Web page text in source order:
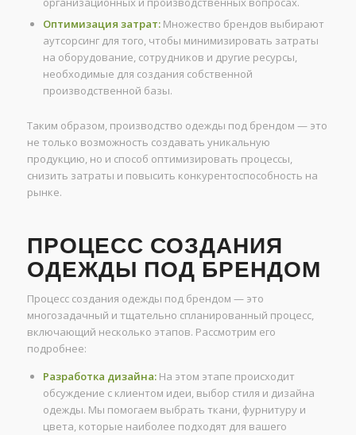
Оптимизация затрат:Множество брендов выбирают
аутсорсинг для того, чтобы минимизировать затраты
на оборудование, сотрудников и другие ресурсы,
необходимые для создания собственной
производственной базы.
Таким образом, производство одежды под брендом — это
не только возможность создавать уникальную
продукцию, но и способ оптимизировать процессы,
снизить затраты и повысить конкурентоспособность на
рынке.
ПРОЦЕСС СОЗДАНИЯ
ОДЕЖДЫ ПОД БРЕНДОМ
Процесс создания одежды под брендом — это
многозадачный и тщательно спланированный процесс,
включающий несколько этапов. Рассмотрим его
подробнее:
Разработка дизайна:На этом этапе происходит
обсуждение с клиентом идеи, выбор стиля и дизайна
одежды. Мы помогаем выбрать ткани, фурнитуру и
цвета, которые наиболее подходят для вашего